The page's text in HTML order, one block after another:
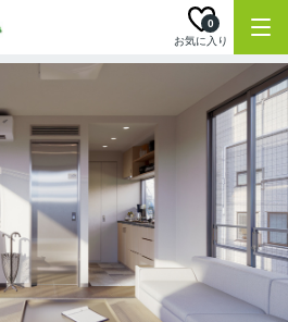
お気に入り
0